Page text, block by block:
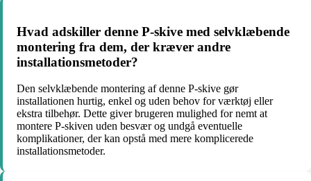
Hvad adskiller denne P-skive med selvklæbende
montering fra dem, der kræver andre
installationsmetoder?
Den selvklæbende montering af denne P-skive gør
installationen hurtig, enkel og uden behov for værktøj eller
ekstra tilbehør. Dette giver brugeren mulighed for nemt at
montere P-skiven uden besvær og undgå eventuelle
komplikationer, der kan opstå med mere komplicerede
installationsmetoder.